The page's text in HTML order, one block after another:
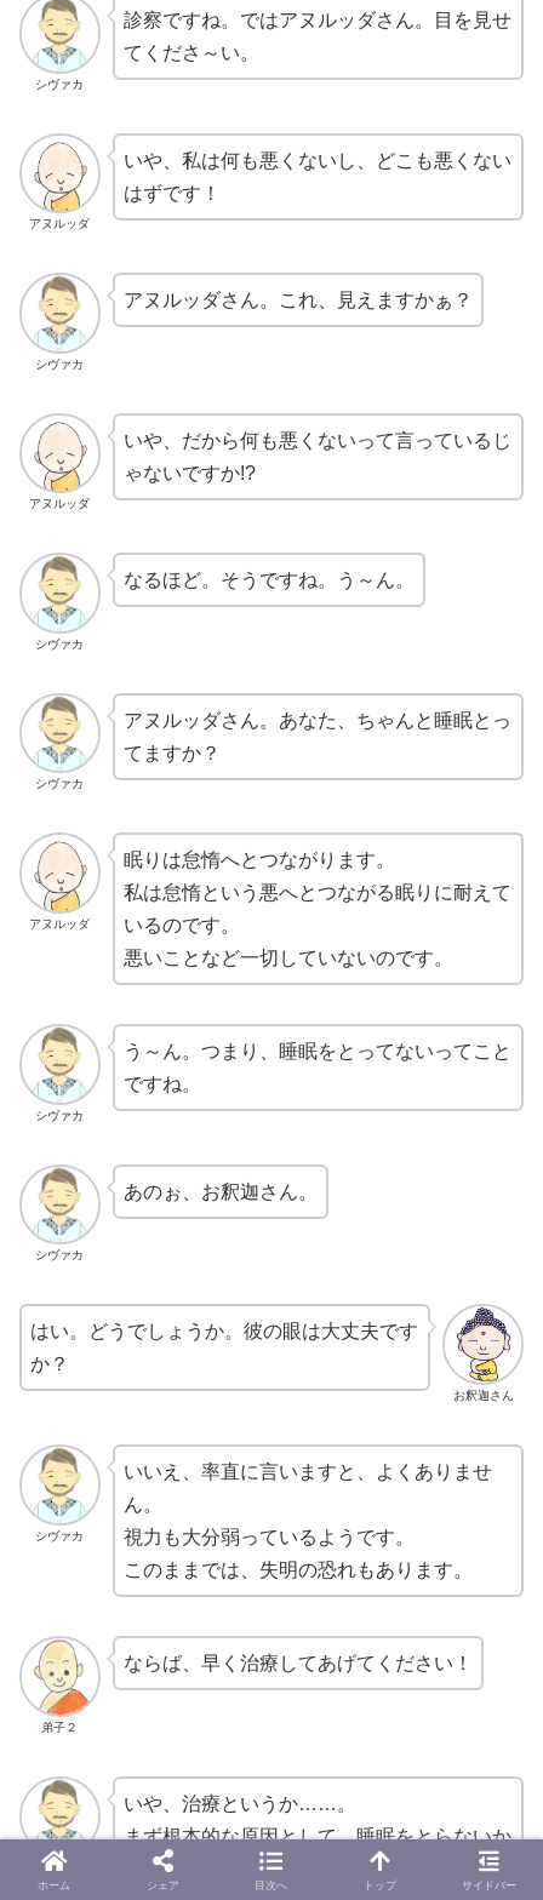
シヴァカ
診察ですね。ではアヌルッダさん。目を見せ
てくださ～い。
アヌルッダ
いや、私は何も悪くないし、どこも悪くない
はずです！
シヴァカ
アヌルッダさん。これ、見えますかぁ？
アヌルッダ
いや、だから何も悪くないって言っているじ
ゃないですか!?
シヴァカ
なるほど。そうですね。う～ん。
シヴァカ
アヌルッダさん。あなた、ちゃんと睡眠とっ
てますか？
アヌルッダ
眠りは怠惰へとつながります。
私は怠惰という悪へとつながる眠りに耐えて
いるのです。
悪いことなど一切していないのです。
シヴァカ
う～ん。つまり、睡眠をとってないってこと
ですね。
シヴァカ
あのぉ、お釈迦さん。
お釈迦さん
はい。どうでしょうか。彼の眼は大丈夫です
か？
シヴァカ
いいえ、率直に言いますと、よくありませ
ん。
視力も大分弱っているようです。
このままでは、失明の恐れもあります。
弟子２
ならば、早く治療してあげてください！
シヴァカ
いや、治療というか……。
まず根本的な原因として、睡眠をとらないか
らですよ。
ホーム シェア 目次へ トップ サイドバー